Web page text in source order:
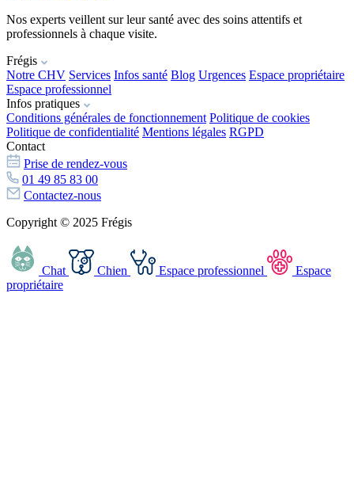
Nos experts veillent sur leur santé avec des soins attentifs et
professionnels à chaque visite.
Frégis
Notre CHV Services Infos santé Blog Urgences Espace propriétaire
Espace professionnel
Infos pratiques
Conditions générales de fonctionnement Politique de cookies
Politique de confidentialité Mentions légales RGPD
Contact
Prise de rendez-vous
01 49 85 83 00
Contactez-nous
Copyright © 2025 Frégis
Chat Chien Espace professionnel
Espace
propriétaire